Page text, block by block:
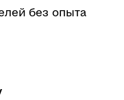
без опыта